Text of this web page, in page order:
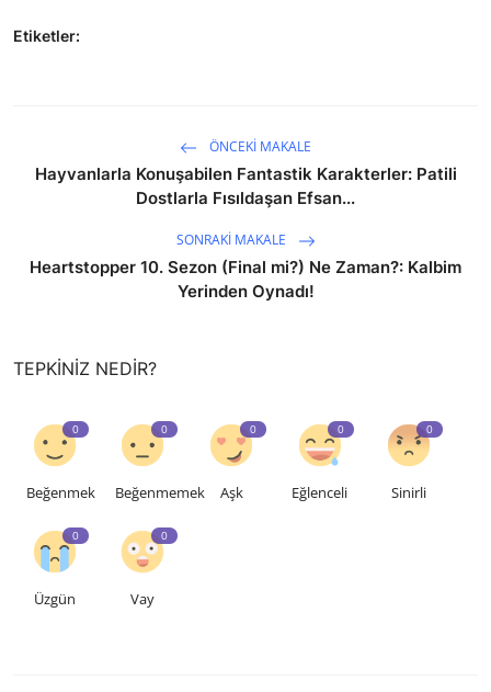
Etiketler:
ÖNCEKI MAKALE
Hayvanlarla Konuşabilen Fantastik Karakterler: Patili
Dostlarla Fısıldaşan Efsan...
SONRAKI MAKALE
Heartstopper 10. Sezon (Final mi?) Ne Zaman?: Kalbim
Yerinden Oynadı!
TEPKINIZ NEDIR?
0
Beğenmek
0
Beğenmemek
0
Aşk
0
Eğlenceli
0
Sinirli
0
Üzgün
0
Vay